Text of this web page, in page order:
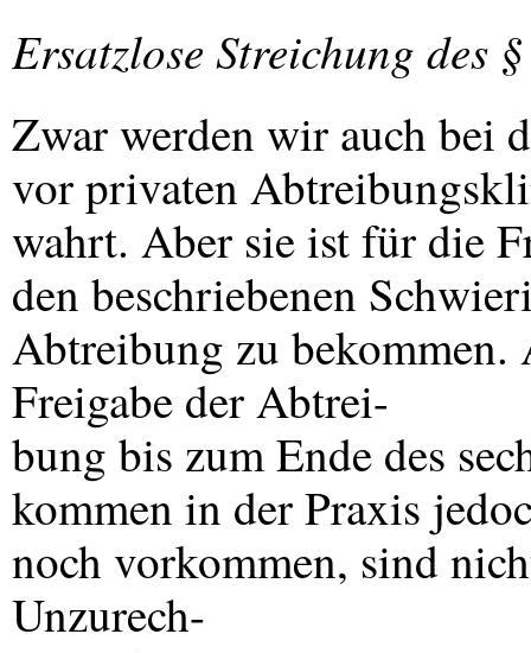
Ersatzlose Streichung des
Zwar werden wir auch bei
vor privaten
wahrt. Aber sie ist für die
den beschriebenen
Abtreibung zu bekommen.
Freigabe der Abtrei-
bung bis zum Ende des
kommen in der Praxis
noch vorkommen, sind
Unzurech-